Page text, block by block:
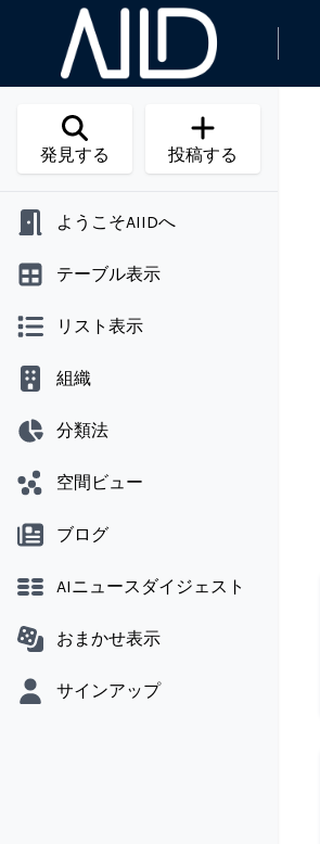
発見する 投稿する
ようこそAIIDへ
テーブル表示
リスト表示
組織
分類法
空間ビュー
ブログ
AIニュースダイジェスト
おまかせ表示
サインアップ